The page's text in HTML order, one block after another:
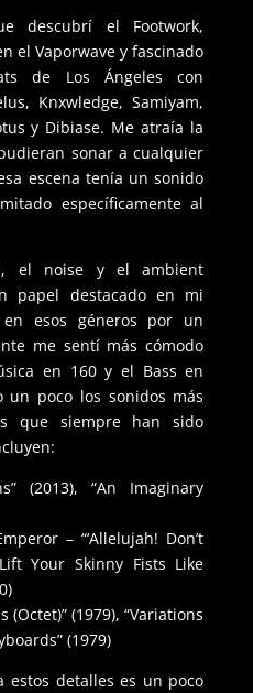
descubrí el Footwork,
el Vaporwave y fascinado
de Los Ángeles con
Knxwledge, Samiyam,
y Dibiase. Me atraía la
sonar a cualquier
escena tenía un sonido
específicamente al
el noise y el ambient
papel destacado en mi
esos géneros por un
me sentí más cómodo
en 160 y el Bass en
un poco los sonidos más
que siempre han sido
(2013), “An Imaginary
– “‘Allelujah! Don’t
Your Skinny Fists Like
(Octet)” (1979), “Variations
(1979)
estos detalles es un poco